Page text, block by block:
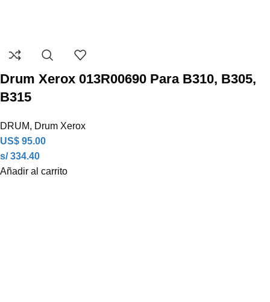
Drum Xerox 013R00690 Para B310, B305,
B315
DRUM, Drum Xerox
US$ 95.00
s/ 334.40
Añadir al carrito